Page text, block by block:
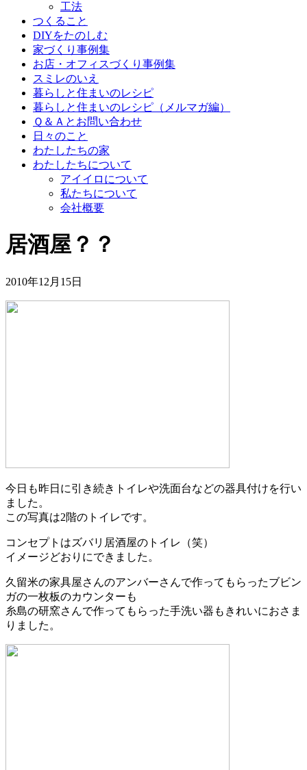
工法
つくること
DIYをたのしむ
家づくり事例集
お店・オフィスづくり事例集
スミレのいえ
暮らしと住まいのレシピ
暮らしと住まいのレシピ（メルマガ編）
Ｑ＆Ａとお問い合わせ
日々のこと
わたしたちの家
わたしたちについて
アイイロについて
私たちについて
会社概要
居酒屋？？
2010年12月15日
今日も昨日に引き続きトイレや洗面台などの器具付けを行い
ました。
この写真は2階のトイレです。
コンセプトはズバリ居酒屋のトイレ（笑）
イメージどおりにできました。
久留米の家具屋さんのアンバーさんで作ってもらったブビン
ガの一枚板のカウンターも
糸島の研窯さんで作ってもらった手洗い器もきれいにおさま
りました。